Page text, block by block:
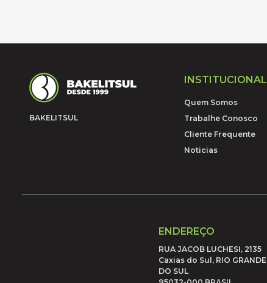
BAKELITSUL
INSTITUCIONAL
Quem Somos
Trabalhe Conosco
Cliente Frequente
Noticias
ENDEREÇO
RUA JACOB LUCHESI, 2135
Caxias do Sul, RIO GRANDE
DO SUL